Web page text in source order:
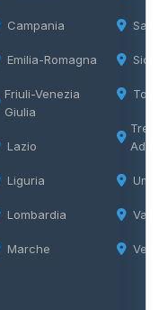
Campania
Emilia-Romagna
Friuli-Venezia
Giulia
Lazio
Liguria
Lombardia
Marche
Sicilia
Adige